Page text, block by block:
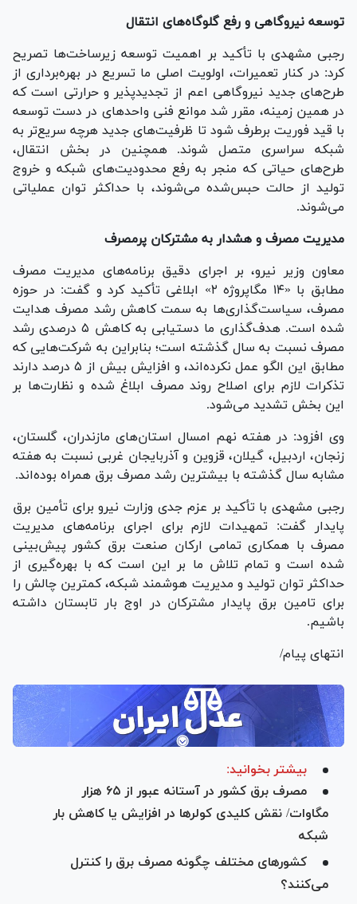
توسعه نیروگاهی و رفع گلوگاه‌های انتقال
رجبی مشهدی با تأکید بر اهمیت توسعه زیرساخت‌ها تصریح
کرد: در کنار تعمیرات، اولویت اصلی ما تسریع در بهره‌برداری از
طرح‌های جدید نیروگاهی اعم از تجدیدپذیر و حرارتی است که
در همین زمینه، مقرر شد موانع فنی واحد‌های در دست توسعه
با قید فوریت برطرف شود تا ظرفیت‌های جدید هرچه سریع‌تر به
شبکه سراسری متصل شوند. همچنین در بخش انتقال،
طرح‌های حیاتی که منجر به رفع محدودیت‌های شبکه و خروج
تولید از حالت حبس‌شده می‌شوند، با حداکثر توان عملیاتی
می‌شوند.
مدیریت مصرف و هشدار به مشترکان پرمصرف
معاون وزیر نیرو، بر اجرای دقیق برنامه‌های مدیریت مصرف
مطابق با «۱۴ مگاپروژه ۲» ابلاغی تأکید کرد و گفت: در حوزه
مصرف، سیاست‌گذاری‌ها به سمت کاهش رشد مصرف هدایت
شده است. هدف‌گذاری ما دستیابی به کاهش ۵ درصدی رشد
مصرف نسبت به سال گذشته است؛ بنابراین به شرکت‌هایی که
مطابق این الگو عمل نکرده‌اند، و افزایش بیش از ۵ درصد دارند
تذکرات لازم برای اصلاح روند مصرف ابلاغ شده و نظارت‌ها بر
این بخش تشدید می‌شود.
وی افزود: در هفته نهم امسال استان‌های مازندران، گلستان،
زنجان، اردبیل، گیلان، قزوین و آذربایجان غربی نسبت به هفته
مشابه سال گذشته با بیشترین رشد مصرف برق همراه بوده‌اند.
رجبی مشهدی با تأکید بر عزم جدی وزارت نیرو برای تأمین برق
پایدار گفت: تمهیدات لازم برای اجرای برنامه‌های مدیریت
مصرف با همکاری تمامی ارکان صنعت برق کشور پیش‌بینی
شده است و تمام تلاش ما بر این است که با بهره‌گیری از
حداکثر توان تولید و مدیریت هوشمند شبکه، کمترین چالش را
برای تامین برق پایدار مشترکان در اوج بار تابستان داشته
باشیم.
انتهای پیام/
بیشتر بخوانید:
مصرف برق کشور در آستانه عبور از ۶۵ هزار
مگاوات/ نقش کلیدی کولر‌ها در افزایش یا کاهش بار
شبکه
کشورهای مختلف چگونه مصرف برق را کنترل
می‌کنند؟